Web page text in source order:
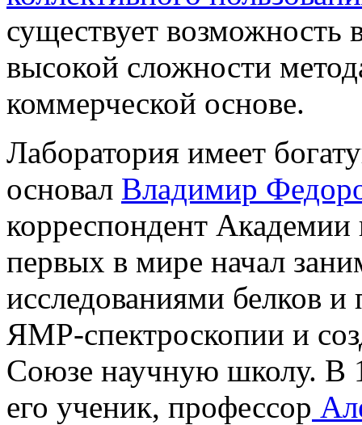
существует возможность
высокой сложности
коммерческой основе.
Лаборатория имеет
основал Владимир
корреспондент
первых в мире начал
исследованиями белков
ЯМР-спектроскопии и
Союзе научную школу. В
его ученик, профессор